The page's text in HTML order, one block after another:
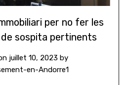
per no fer les
sospita pertinents
juillet 10, 2023 by
en-Andorre1